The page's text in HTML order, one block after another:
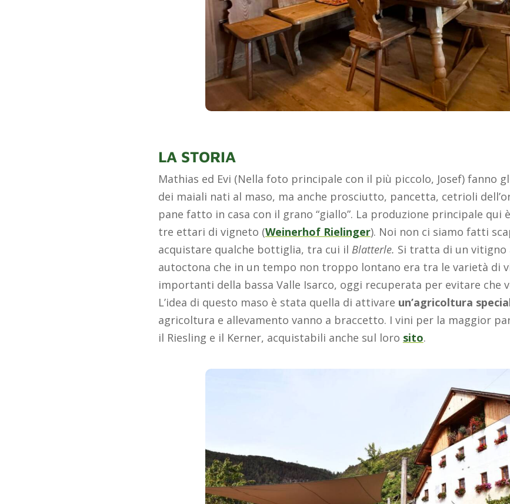
LA STORIA
Mathias ed Evi (Nella foto principale con il più piccolo, Josef) fanno
dei maiali nati al maso, ma anche prosciutto, pancetta, cetrioli
pane fatto in casa con il grano “giallo”. La produzione principale qui
tre ettari di vigneto (Weinerhof Rielinger). Noi non ci siamo fatti
acquistare qualche bottiglia, tra cui il Blatterle. Si tratta di un vitigno
autoctona che in un tempo non troppo lontano era tra le varietà di
importanti della bassa Valle Isarco, oggi recuperata per evitare che
L’idea di questo maso è stata quella di attivare un’agricoltura
agricoltura e allevamento vanno a braccetto. I vini per la maggior
il Riesling e il Kerner, acquistabili anche sul loro sito.